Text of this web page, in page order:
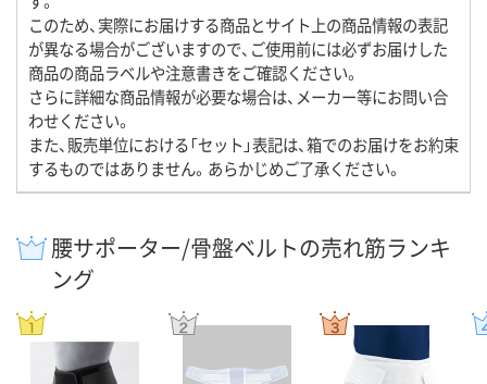
このため、実際にお届けする商品とサイト上の商品情報の表記
が異なる場合がございますので、ご使用前には必ずお届けした
商品の商品ラベルや注意書きをご確認ください。
さらに詳細な商品情報が必要な場合は、メーカー等にお問い合
わせください。
また、販売単位における「セット」表記は、箱でのお届けをお約束
するものではありません。あらかじめご了承ください。
腰サポーター/骨盤ベルトの売れ筋ランキ
ング